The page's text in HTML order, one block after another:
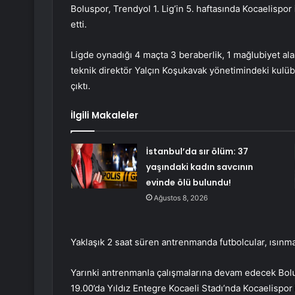
Boluspor, Trendyol 1. Lig’in 5. haftasında Kocaelispor
etti.
Ligde oynadığı 4 maçta 3 beraberlik, 1 mağlubiyet
teknik direktör Yalçın Koşukavak yönetimindeki
çıktı.
İlgili Makaleler
İstanbul’da sır ölüm: 37
yaşındaki kadın savcının
evinde ölü bulundu!
Ağustos 8, 2026
Yaklaşık 2 saat süren antrenmanda futbolcular,
Yarınki antrenmanla çalışmalarına devam edecek
19.00’da Yıldız Entegre Kocaeli Stadı’nda